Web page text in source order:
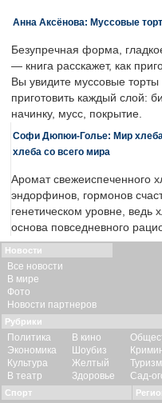
Анна Аксёнова: Муссовые
Безупречная форма,
— книга расскажет, как
Вы увидите муссовые торты
приготовить каждый слой:
начинку, мусс, покрытие.
Софи Дюпюи-Голье: Мир
хлеба со всего мира
Аромат свежеиспеченного
эндорфинов, гормонов
генетическом уровне, ведь
основа повседневного
Новости
Все новости
В мире
Фото
Новости партнеров
Рубрики
Политика
Экономика
Культура
В театр
В кино
Шоубиз
Желтый
Здоровье
Туризм
Сад-
Спорт